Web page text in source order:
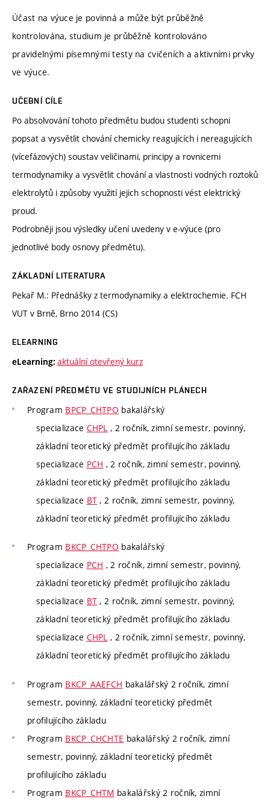
Účast na výuce je povinná a může být průběžně
kontrolována, studium je průběžně kontrolováno
pravidelnými písemnými testy na cvičeních a aktivními prvky
ve výuce.
UČEBNÍ CÍLE
Po absolvování tohoto předmětu budou studenti schopni
popsat a vysvětlit chování chemicky reagujících i nereagujících
(vícefázových) soustav veličinami, principy a rovnicemi
termodynamiky a vysvětlit chování a vlastnosti vodných roztoků
elektrolytů i způsoby využití jejich schopnosti vést elektrický
proud.
Podrobněji jsou výsledky učení uvedeny v e-výuce (pro
jednotlivé body osnovy předmětu).
ZÁKLADNÍ LITERATURA
Pekař M.: Přednášky z termodynamiky a elektrochemie. FCH
VUT v Brně, Brno 2014 (CS)
ELEARNING
eLearning: aktuální otevřený kurz
ZAŘAZENÍ PŘEDMĚTU VE STUDIJNÍCH PLÁNECH
Program BPCP_CHTPO bakalářský
specializace CHPL , 2 ročník, zimní semestr, povinný,
základní teoretický předmět profilujícího základu
specializace PCH , 2 ročník, zimní semestr, povinný,
základní teoretický předmět profilujícího základu
specializace BT , 2 ročník, zimní semestr, povinný,
základní teoretický předmět profilujícího základu
Program BKCP_CHTPO bakalářský
specializace PCH , 2 ročník, zimní semestr, povinný,
základní teoretický předmět profilujícího základu
specializace BT , 2 ročník, zimní semestr, povinný,
základní teoretický předmět profilujícího základu
specializace CHPL , 2 ročník, zimní semestr, povinný,
základní teoretický předmět profilujícího základu
Program BKCP_AAEFCH bakalářský 2 ročník, zimní
semestr, povinný, základní teoretický předmět
profilujícího základu
Program BKCP_CHCHTE bakalářský 2 ročník, zimní
semestr, povinný, základní teoretický předmět
profilujícího základu
Program BKCP_CHTM bakalářský 2 ročník, zimní